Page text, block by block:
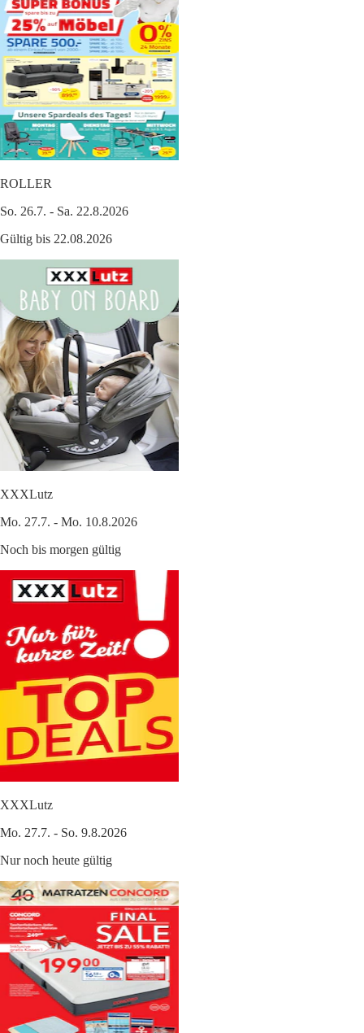
ROLLER
So. 26.7. - Sa. 22.8.2026
Gültig bis 22.08.2026
XXXLutz
Mo. 27.7. - Mo. 10.8.2026
Noch bis morgen gültig
XXXLutz
Mo. 27.7. - So. 9.8.2026
Nur noch heute gültig